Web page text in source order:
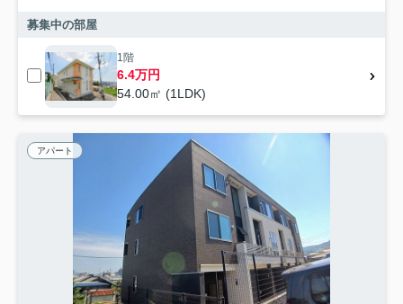
募集中の部屋
1階
6.4万円
54.00㎡ (1LDK)
アパート